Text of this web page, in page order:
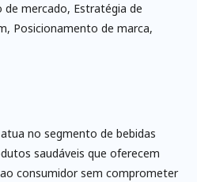
de mercado, Estratégia de
Posicionamento de marca,
no segmento de bebidas
saudáveis que oferecem
consumidor sem comprometer